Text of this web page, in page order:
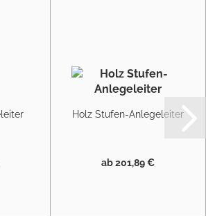
Holz Stufen-Anlegeleiter
ab 201,89 €